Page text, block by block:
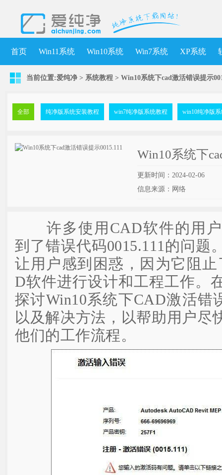
首页 Win11系统 Win10系统 Win7系统 XP系统
当前位置:爱纯净 > 系统教程 > Win10系统下cad激活错误提示
全部 纯净版系统安装教程 win7纯净版系统教程 win10纯净版
Win10系统下
更新时间：2024-02-06
信息来源：网络
许多使用CAD软件的用户
到了错误代码0015.111的问题
让用户感到困惑，因为它阻
D软件进行设计和工程工作。
探讨Win10系统下CAD激活错
以及解决方法，以帮助用户尽
他们的工作流程。